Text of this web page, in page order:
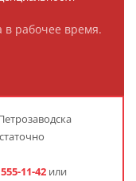
в рабочее время.
11-42 или